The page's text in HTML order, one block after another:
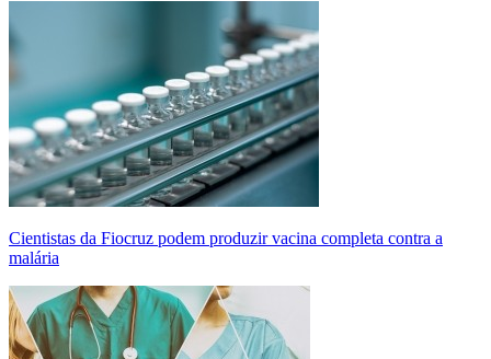
Cientistas da Fiocruz podem produzir vacina completa contra a
malária